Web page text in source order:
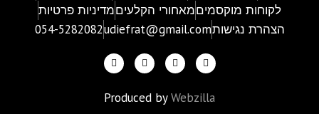
לקוחות מוקסמיםמאחורי הקלעיםמדיניות פרטיות
הצהרת נגישותudiefrat@gmail.com
054-5282082
Produced byWebzilla